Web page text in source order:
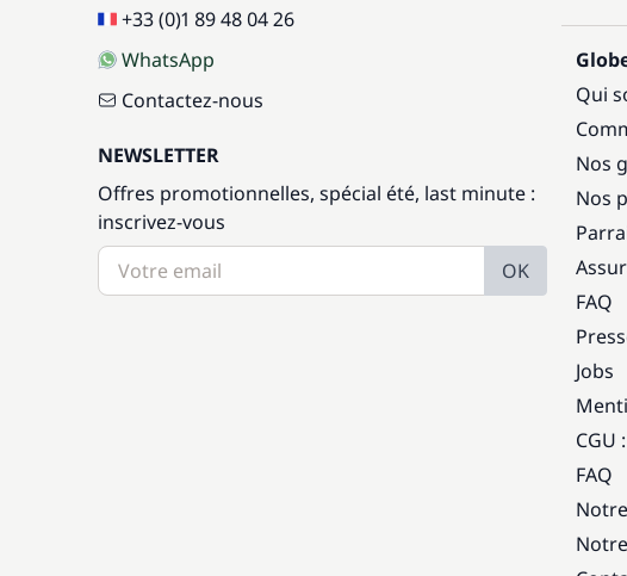
+33 (0)1 89 48 04 26
WhatsApp
Contactez-nous
NEWSLETTER
Offres promotionnelles, spécial été, last minute :
inscrivez-vous
OK
Qui
Nos
Nos
FAQ
Jobs
CGU
FAQ